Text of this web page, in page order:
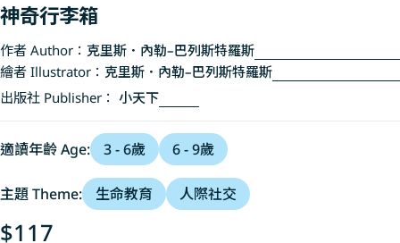
神奇行李箱
作者 Author： 克里斯．內勒–巴列斯特羅斯
繪者 Illustrator： 克里斯．內勒–巴列斯特羅斯
出版社 Publisher： 小天下
適讀年齡 Age: 3 - 6歲 6 - 9歲
主題 Theme: 生命教育 人際社交
Regular
$117